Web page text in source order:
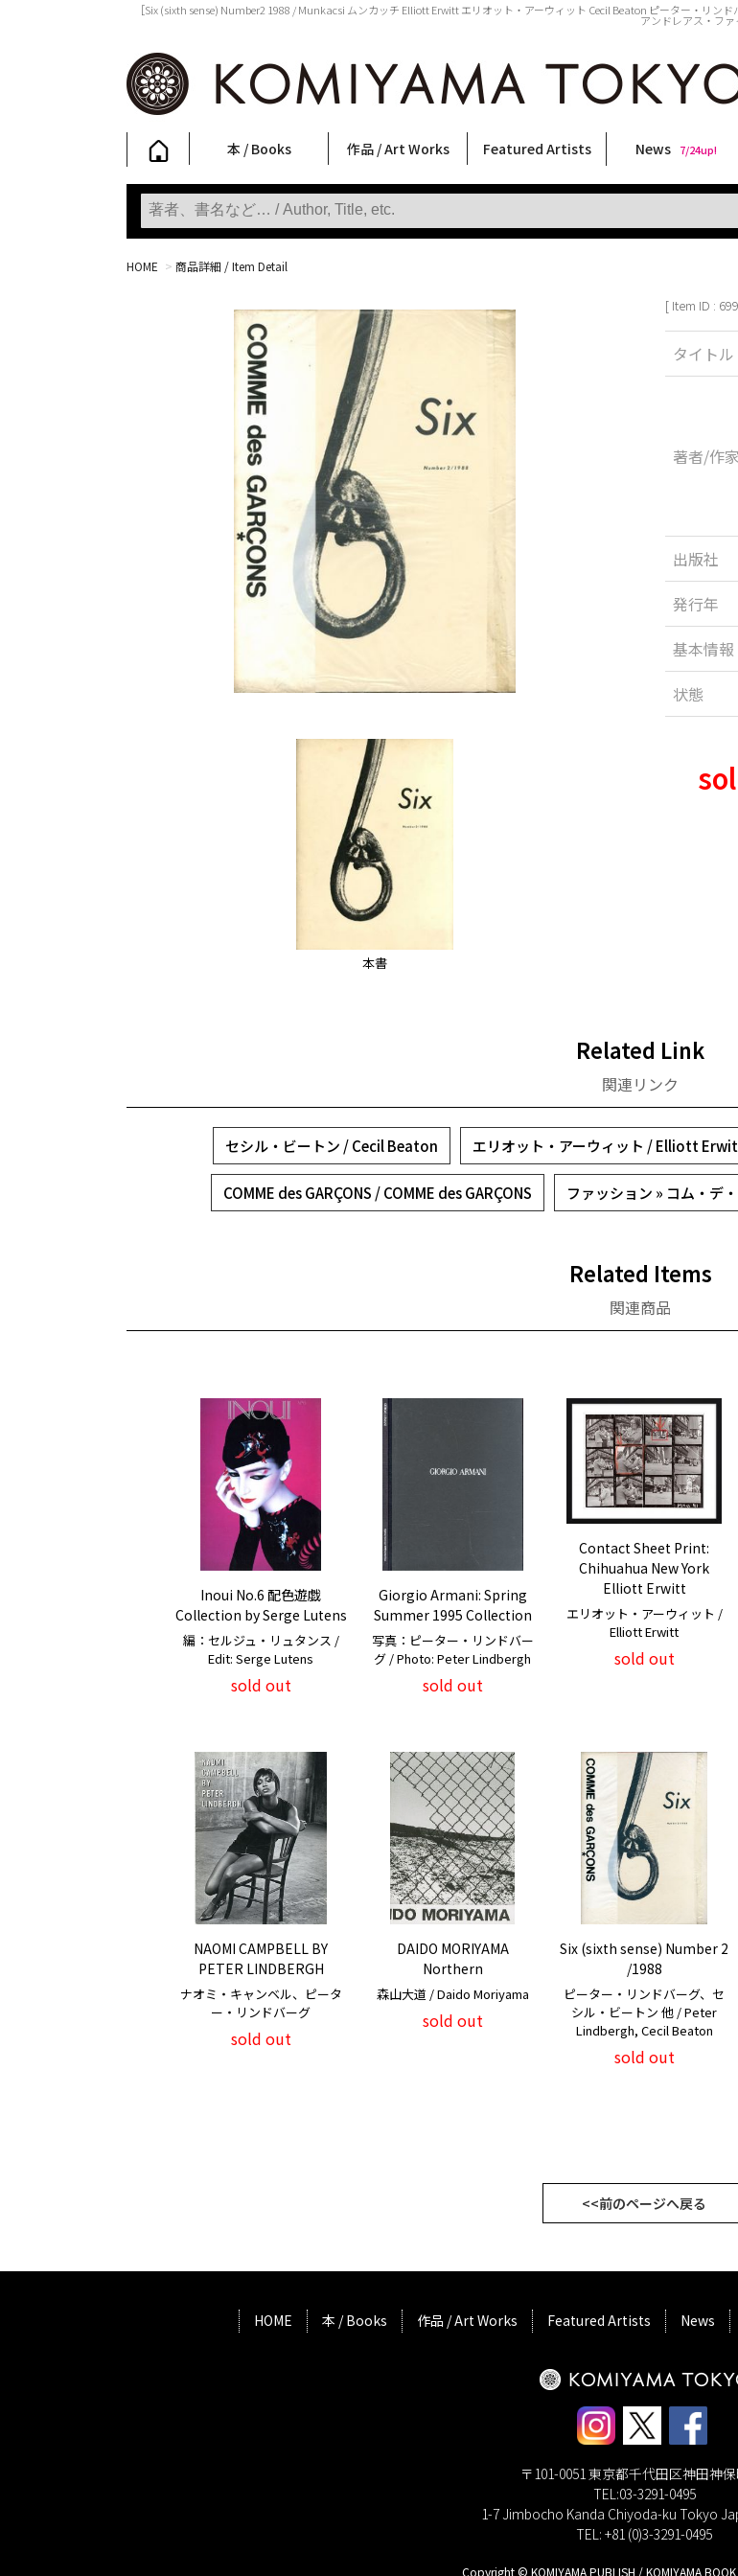
［Six (sixth sense) Number2 1988 / Munkacsi ムンカッチ Elliott Erwitt エリオット・アーウィット Cecil Beaton ピーター・リ
アンドレアス・ファ
本 / Books
写真集
Photobooks
ファッション
Fashion
アート / 美術
Art
文学・人文
Literature & Humanities
日本文化
Japanese Culture
新刊
New Books
SALE
SALE
作品 / Art Works
フォトグラフィー
Photography
ポスター
Posters
ストリートアート
Street Art
立体・その他
Sculptures / etc
アートワークス
Art Works
Primary Artworks
KOMIYAMA TOKYO ART LABEL
版画
Prints
Featured Artists
稲嶺啓一(東風終)
村田言恵
丸岡和吾
Rico Casella
キム・ロートン
菅谷晋一
柴田亜美
内藤啓介
CHRIS
三島由紀夫
北島敬三
林月光
二本木里美
横尾忠則
秋赤音
森山大道
COOKIE
大西洋介
須藤昌人
佐伯俊男
大類信
春川ナミオ
内藤ルネ
天野タケル
三島剛
News 7/24up!
新着・おすすめ商
フェア・イベント
お店からのお知ら
HOME > 商品詳細 / Item Detail
本書
[ Item ID :
タイトル
著者/作家
出版社
発行年
基本情報
状態
Related Link
関連リンク
セシル・ビートン / Cecil Beaton エリオット・アーウィット / Elliott
COMME des GARÇONS / COMME des GARÇONS ファッション » コム・デ
Related Items
関連商品
Inoui No.6 配色遊戯
Collection by Serge Lutens
編：セルジュ・リュタンス /
Edit: Serge Lutens
sold out
Giorgio Armani: Spring
Summer 1995 Collection
写真：ピーター・リンドバー
グ / Photo: Peter Lindbergh
sold out
Contact Sheet Print:
Chihuahua New York
Elliott Erwitt
エリオット・アーウィット /
Elliott Erwitt
sold out
NAOMI CAMPBELL BY
PETER LINDBERGH
ナオミ・キャンベル、ピータ
ー・リンドバーグ
sold out
DAIDO MORIYAMA
Northern
森山大道 / Daido Moriyama
sold out
Six (sixth sense) Number 2
/1988
ピーター・リンドバーグ、セ
シル・ビートン 他 / Peter
Lindbergh, Cecil Beaton
sold out
<<前のページへ戻る
HOME 本 / Books 作品 / Art Works Featured Artists News
〒101-0051 東京都千代田区神田神
TEL:03-3291-0495
1-7 Jimbocho Kanda Chiyoda-ku Tokyo
TEL: +81 (0)3-3291-0495
Copyright © KOMIYAMA PUBLISH / KOMIYAMA